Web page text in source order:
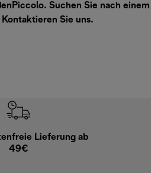
Suchen Sie nach einem
Kontaktieren Sie uns.
Lieferung ab
49€